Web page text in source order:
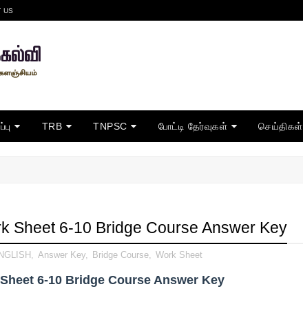
US
TRB TNPSC போட்டி தேர்வுகள் செய்திகள்
Sheet 6-10 Bridge Course Answer Key
, Answer Key, Bridge Course, Work Sheet
6-10 Bridge Course Answer Key